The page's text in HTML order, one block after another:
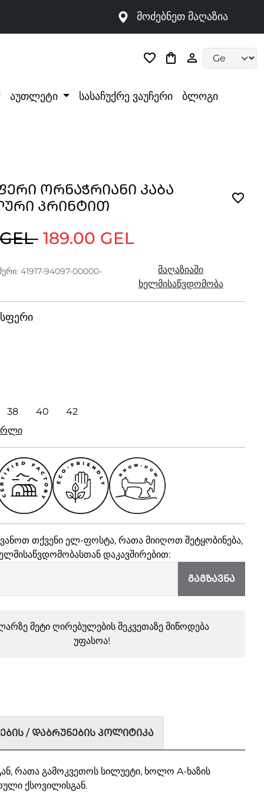
მოძებნეთ მაღაზია
აუთლეტი სასაჩუქრე ვაუჩერი ბლოგი
ᲝᲠᲜᲐᲭᲠᲘᲐᲜᲘ ᲙᲐᲑᲐ
ᲞᲠᲘᲜᲢᲘᲗ
189.00 GEL
41917-94097-00000-
მაღაზიაში
ხელმისაწვდომობა
38 40
42
თქვენი ელ-ფოსტა, რათა მიიღოთ შეტყობინება,
დაკავშირებით:
ᲒᲐᲒᲖᲐᲕᲜᲐ
მეტი ღირებულების შეკვეთაზე მიწოდება
უფასოა!
/ ᲓᲐᲑᲠᲣᲜᲔᲑᲘᲡ ᲞᲝᲚᲘᲢᲘᲙᲐ
რათა გამოკვეთოს სილუეტი, ხოლო A-ხაზის
ქსოვილისგან.